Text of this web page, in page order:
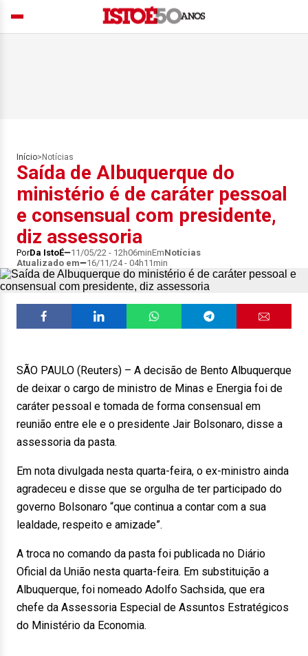
Início> Notícias
Saída de Albuquerque do
ministério é de caráter pessoal
e consensual com presidente,
diz assessoria
PorDa IstoÉ 11/05/22 - 12h06minEmNotícias
Atualizado em
16/11/24 - 04h11min
SÃO PAULO (Reuters) – A decisão de Bento Albuquerque
de deixar o cargo de ministro de Minas e Energia foi de
caráter pessoal e tomada de forma consensual em
reunião entre ele e o presidente Jair Bolsonaro, disse a
assessoria da pasta.
Em nota divulgada nesta quarta-feira, o ex-ministro ainda
agradeceu e disse que se orgulha de ter participado do
governo Bolsonaro “que continua a contar com a sua
lealdade, respeito e amizade”.
A troca no comando da pasta foi publicada no Diário
Oficial da União nesta quarta-feira. Em substituição a
Albuquerque, foi nomeado Adolfo Sachsida, que era
chefe da Assessoria Especial de Assuntos Estratégicos
do Ministério da Economia.